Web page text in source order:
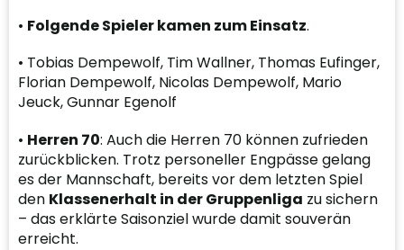
• Folgende Spieler kamen zum Einsatz.
• Tobias Dempewolf, Tim Wallner, Thomas Eufinger,
Florian Dempewolf, Nicolas Dempewolf, Mario
Jeuck, Gunnar Egenolf
• Herren 70: Auch die Herren 70 können zufrieden
zurückblicken. Trotz personeller Engpässe gelang
es der Mannschaft, bereits vor dem letzten Spiel
den Klassenerhalt in der Gruppenliga zu sichern
– das erklärte Saisonziel wurde damit souverän
erreicht.